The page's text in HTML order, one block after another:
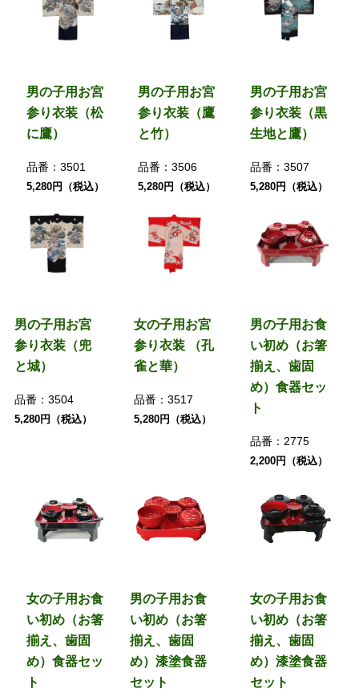
男の子用お宮
参り衣装（松
に鷹）
品番： 3501
5,280円（税込）
男の子用お宮
参り衣装（鷹
と竹）
品番：3506
5,280円（税込）
男の子用お宮
参り衣装（黒
生地と鷹）
品番：3507
5,280円（税込）
男の子用お宮
参り衣装（兜
と城）
品番： 3504
5,280円（税込）
女の子用お宮
参り衣装 （孔
雀と華）
品番：3517
5,280円（税込）
男の子用お食
い初め（お箸
揃え、歯固
め）食器セッ
ト
品番： 2775
2,200円（税込）
女の子用お食
い初め（お箸
揃え、歯固
め）食器セッ
ト
男の子用お食
い初め（お箸
揃え、歯固
め）漆塗食器
セット
女の子用お食
い初め（お箸
揃え、歯固
め）漆塗食器
セット